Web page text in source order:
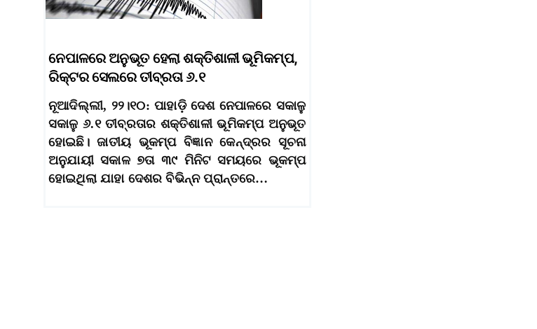
ନେପାଳରେ ଅନୁଭୂତ ହେଲା ଶକ୍ତିଶାଳୀ ଭୂମିକମ୍ପ,
ରିକ୍ଟର ସେଲରେ ତୀବ୍ରତା ୬.୧
ନୂଆଦିଲ୍ଲୀ, ୨୨।୧୦: ପାହାଡ଼ି ଦେଶ ନେପାଳରେ ସକାଳୁ
ସକାଳୁ ୬.୧ ତୀବ୍ରତାର ଶକ୍ତିଶାଳୀ ଭୂମିକମ୍ପ ଅନୁଭୂତ
ହୋଇଛି। ଜାତୀୟ ଭୂକମ୍ପ ବିଜ୍ଞାନ କେନ୍ଦ୍ରର ସୂଚନା
ଅନୁଯାୟୀ ସକାଳ ୭ତା ୩୯ ମିନିଟ ସମୟରେ ଭୂକମ୍ପ
ହୋଇଥିଲା ଯାହା ଦେଶର ବିଭିନ୍ନ ପ୍ରାନ୍ତରେ…